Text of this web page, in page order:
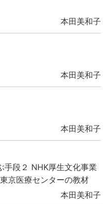
本田美和子
本田美和子
本田美和子
手段２ NHK厚生文化事業
京医療センターの教材
本田美和子